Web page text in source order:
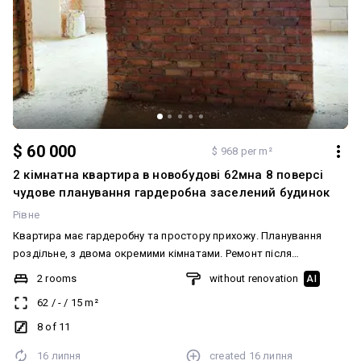
$ 60 000 $ 968 per m²
2 кімнатна квартира в новобудові 62мна 8 поверсі
чудове планування гардеробна заселений будинок
Рівне
Квартира має гардеробну та простору прихожу. Планування
роздільне, з двома окремими кімнатами. Ремонт після
будівельників. Підведені всі комунікації, встановлені всі
лічильники. Система опалення індивідуальне газове, є
двоконтурний котел. Також є центральна каналізація, електрика,
вивіз відходів, газ, центральний водопровід. В квартирі є
2 rooms
62 / - / 15 m²
8 of 11
without renovation AI
16 липня created 16 липня